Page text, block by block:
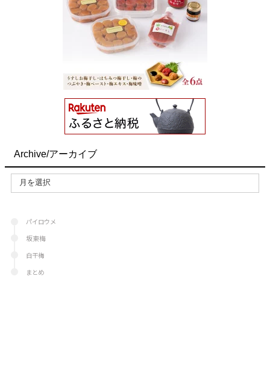
Archive/アーカイブ
パイロウメ
坂東梅
白干梅
まとめ